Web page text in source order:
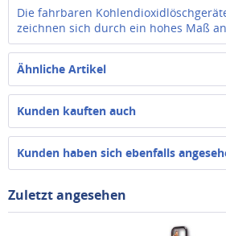
Die fahrbaren
zeichnen sich durch ein hohes Maß
Ähnliche Artikel
Kunden kauften auch
Kunden haben sich ebenfalls
Zuletzt angesehen